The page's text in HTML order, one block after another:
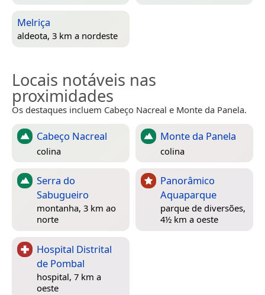
Melriça
aldeota, 3 km a nordeste
Locais notáveis nas
proximidades
Os destaques incluem Cabeço Nacreal e Monte da Panela.
Cabeço Nacreal
colina
Monte da Panela
colina
Serra do
Sabugueiro
montanha, 3 km ao
norte
Panorâmico
Aquaparque
parque de diversões,
4½ km a oeste
Hospital Distrital
de Pombal
hospital, 7 km a
oeste